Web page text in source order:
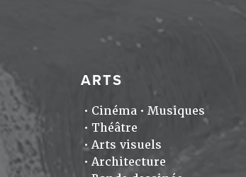
ARTS
Cinéma
Musiques
Théâtre
Arts visuels
Architecture